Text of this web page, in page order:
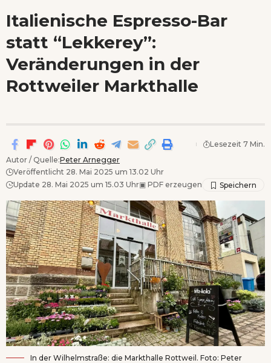
Italienische Espresso-Bar
statt “Lekkerey”:
Veränderungen in der
Rottweiler Markthalle
Autor / Quelle:Peter Arnegger
Veröffentlicht 28. Mai 2025 um 13.02 Uhr
Update 28. Mai 2025 um 15.03 Uhr▣ PDF erzeugen
Lesezeit 7 Min.
In der Wilhelmstraße: die Markthalle Rottweil. Foto: Peter